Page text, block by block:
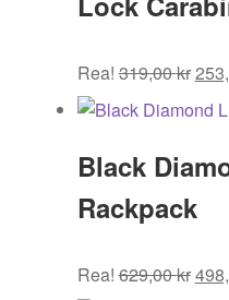
Rea! 319,00kr
Black
Rackpack
Rea! 629,00kr